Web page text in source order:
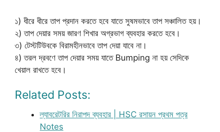
১) ধীরে ধীরে তাপ প্রদান করতে হবে যাতে সুষমভাবে তাপ সঞ্চালিত হয়।
২) তাপ দেয়ার সময় জারণ শিখার অগ্রভাগ ব্যবহার করতে হবে।
৩) টেস্টটিউবকে বিরামহীনভাবে তাপ দেয়া যাবে না।
৪) তরল দ্রবণে তাপ দেয়ার সময় যাতে Bumping না হয় সেদিকে
খেয়াল রাখতে হবে।
Related Posts:
ল্যাবরেটরির নিরাপদ ব্যবহার | HSC রসায়ন প্রথম পত্র
Notes